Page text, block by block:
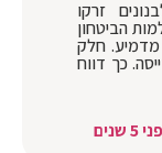
זרקו
הביטחון
מדמיע. חלק
כך דווח
שנים